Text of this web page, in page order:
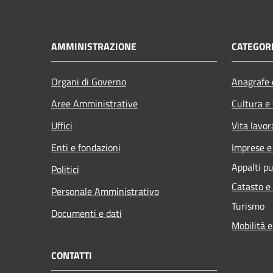
AMMINISTRAZIONE
Organi di Governo
Aree Amministrative
Uffici
Enti e fondazioni
Politici
Personale Amministrativo
Documenti e dati
Cultura
Vita
Imprese
Appalti
Catasto
Turismo
Mobilità
CONTATTI